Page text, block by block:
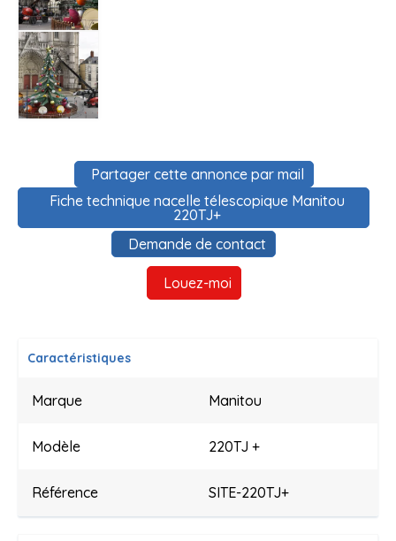
Demande de contact
Partager cette annonce par mail
Fiche technique nacelle télescopique Manitou
220TJ+
Caractéristiques
Marque Manitou
Modèle 220TJ +
Référence SITE-220TJ+
Louez-moi